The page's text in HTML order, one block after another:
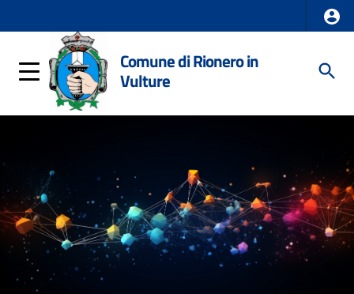
Comune di Rionero in
Vulture